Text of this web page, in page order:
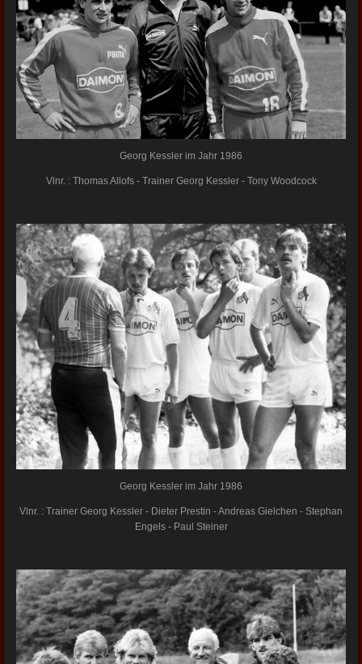
Georg Kessler im Jahr 1986
Vlnr. : Thomas Allofs - Trainer Georg Kessler - Tony Woodcock
Georg Kessler im Jahr 1986
Vlnr. : Trainer Georg Kessler - Dieter Prestin - Andreas Gielchen - Stephan
Engels - Paul Steiner